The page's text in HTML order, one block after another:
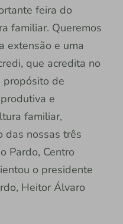
feira do
familiar. Queremos
extensão e uma
que acredita no
propósito de
e
familiar,
das nossas três
Pardo, Centro
o presidente
Heitor Álvaro